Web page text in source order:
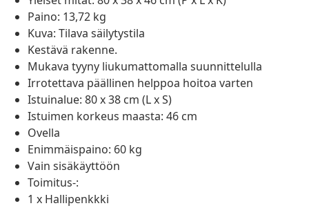
Paino: 13,72 kg
Kuva: Tilava säilytystila
Kestävä rakenne.
Mukava tyyny liukumattomalla suunnittelulla
Irrotettava päällinen helppoa hoitoa varten
Istuinalue: 80 x 38 cm (L x S)
Istuimen korkeus maasta: 46 cm
Ovella
Enimmäispaino: 60 kg
Vain sisäkäyttöön
Toimitus-:
1 x Hallipenkkki